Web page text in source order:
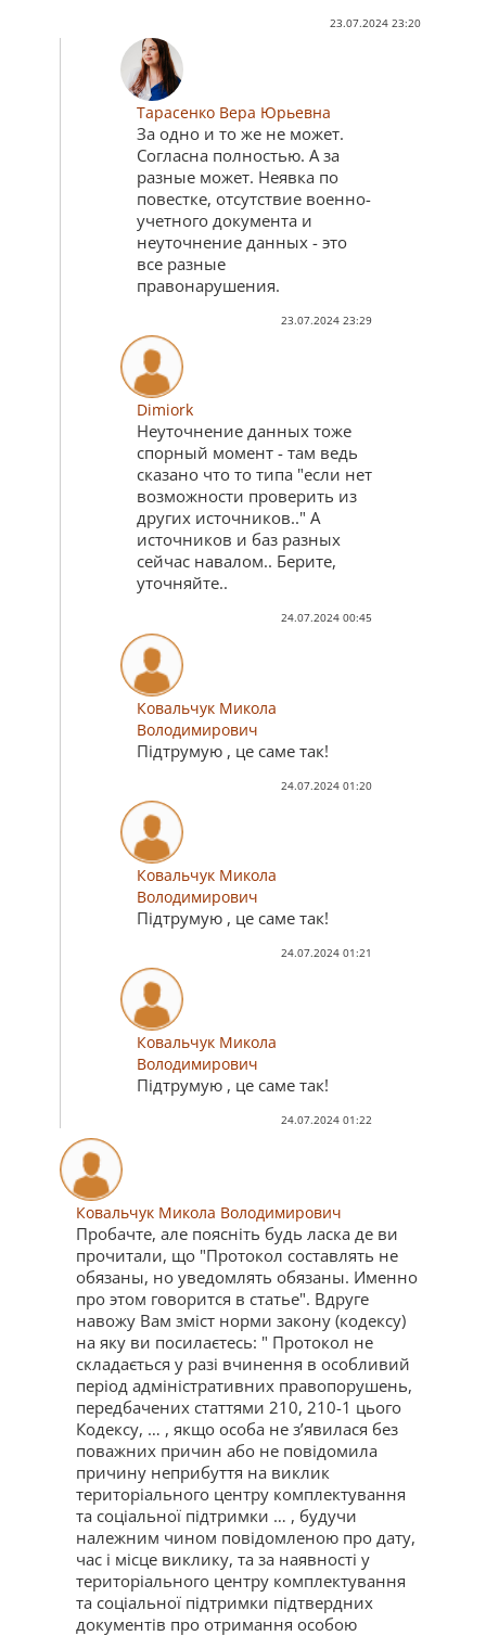
23.07.2024 23:20
Тарасенко Вера Юрьевна
За одно и то же не может.
Согласна полностью. А за
разные может. Неявка по
повестке, отсутствие военно-
учетного документа и
неуточнение данных - это
все разные
правонарушения.
23.07.2024 23:29
Dimiork
Неуточнение данных тоже
спорный момент - там ведь
сказано что то типа "если нет
возможности проверить из
других источников.." А
источников и баз разных
сейчас навалом.. Берите,
уточняйте..
24.07.2024 00:45
Ковальчук Микола
Володимирович
Підтрумую , це саме так!
24.07.2024 01:20
Ковальчук Микола
Володимирович
Підтрумую , це саме так!
24.07.2024 01:21
Ковальчук Микола
Володимирович
Підтрумую , це саме так!
24.07.2024 01:22
Ковальчук Микола Володимирович
Пробачте, але поясніть будь ласка де ви
прочитали, що "Протокол составлять не
обязаны, но уведомлять обязаны. Именно
про этом говорится в статье". Вдруге
навожу Вам зміст норми закону (кодексу)
на яку ви посилаєтесь: " Протокол не
складається у разі вчинення в особливий
період адміністративних правопорушень,
передбачених статтями 210, 210-1 цього
Кодексу, … , якщо особа не з’явилася без
поважних причин або не повідомила
причину неприбуття на виклик
територіального центру комплектування
та соціальної підтримки … , будучи
належним чином повідомленою про дату,
час і місце виклику, та за наявності у
територіального центру комплектування
та соціальної підтримки підтвердних
документів про отримання особою